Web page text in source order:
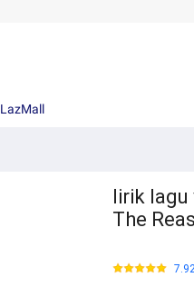
LazMall
lirik lagu
The